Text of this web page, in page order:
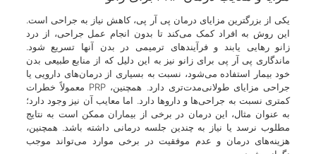
یکی از بزرگترین مزایای درمان پی آر پی، کاهش نیاز به جراحی است.
این روش به افراد کمک می‌کند تا بدون انجام عمل جراحی، از درد
زانو رهایی یابند و فرآیندهای ترمیمی در بدن آنها تسریع شود.
ماندگاری پی آر پی برای زانو نیز به این دلیل که از منابع طبیعی بدن
خود بیمار استفاده می‌شود، نسبت به بسیاری از درمان‌های دارویی یا
جراحی مزایای طولانی‌مدت‌تری دارد. همچنین، PRP معمولاً خطرات
کمتری نسبت به جراحی‌ها و داروها دارد. اما معایب آن نیز وجود دارد؛
به عنوان مثال، این درمان در برخی از بیماران ممکن است به نتایج
مطلوب نرسد یا نیاز به چندین جلسه درمانی داشته باشد. همچنین،
هزینه‌های درمان و عدم موفقیت در برخی موارد می‌تواند موجب